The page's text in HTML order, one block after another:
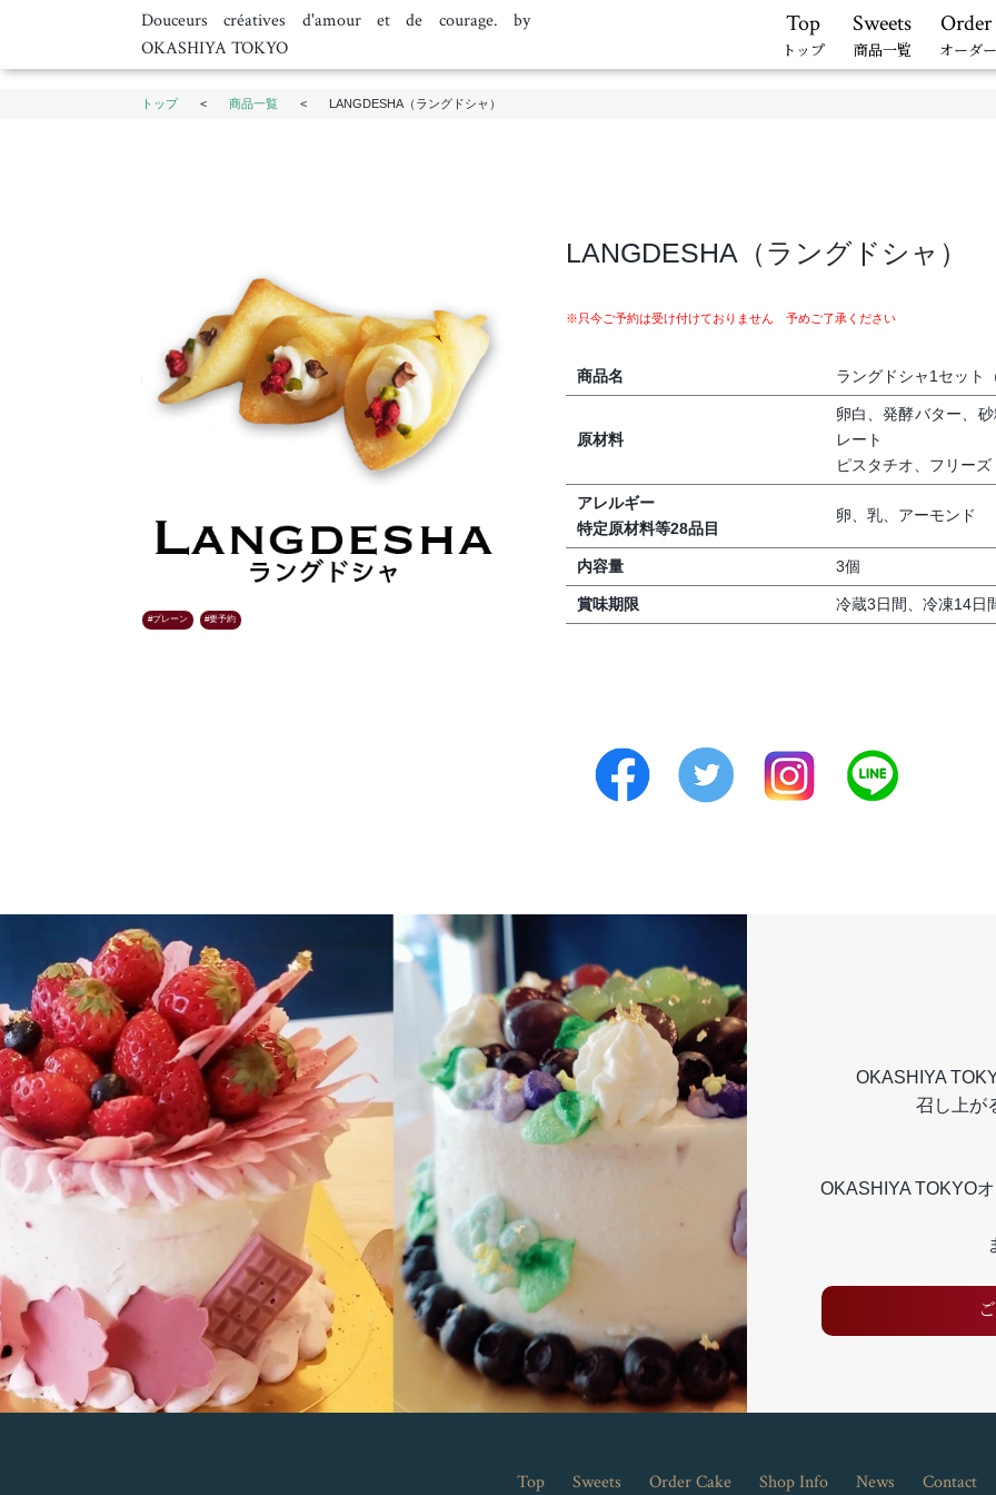
Douceurs créatives d'amour et de courage. by
OKASHIYA TOKYO
Top
トップ
Sweets
商品一覧
Order
オーダ
トップ < 商品一覧 < LANGDESHA（ラングドシャ）
プレーン 要予約
LANGDESHA（ラングドシャ）
※只今ご予約は受け付けておりません 予めご了承ください
商品名 ラングドシャ1セット
原材料
卵白、発酵バター、
レート
ピスタチオ、フリー
アレルギー
特定原材料等28品目
卵、乳、アーモンド
内容量 3個
賞味期限 冷蔵3日間、冷凍14日
OKASHIYA
召し上が
OKASHIYA TOKYO
Top Sweets Order Cake Shop Info News Contact